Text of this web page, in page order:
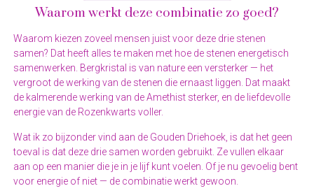
Waarom werkt deze combinatie zo goed?
Waarom kiezen zoveel mensen juist voor deze drie stenen
samen? Dat heeft alles te maken met hoe de stenen energetisch
samenwerken. Bergkristal is van nature een versterker — het
vergroot de werking van de stenen die ernaast liggen. Dat maakt
de kalmerende werking van de Amethist sterker, en de liefdevolle
energie van de Rozenkwarts voller.
Wat ik zo bijzonder vind aan de Gouden Driehoek, is dat het geen
toeval is dat deze drie samen worden gebruikt. Ze vullen elkaar
aan op een manier die je in je lijf kunt voelen. Of je nu gevoelig bent
voor energie of niet — de combinatie werkt gewoon.